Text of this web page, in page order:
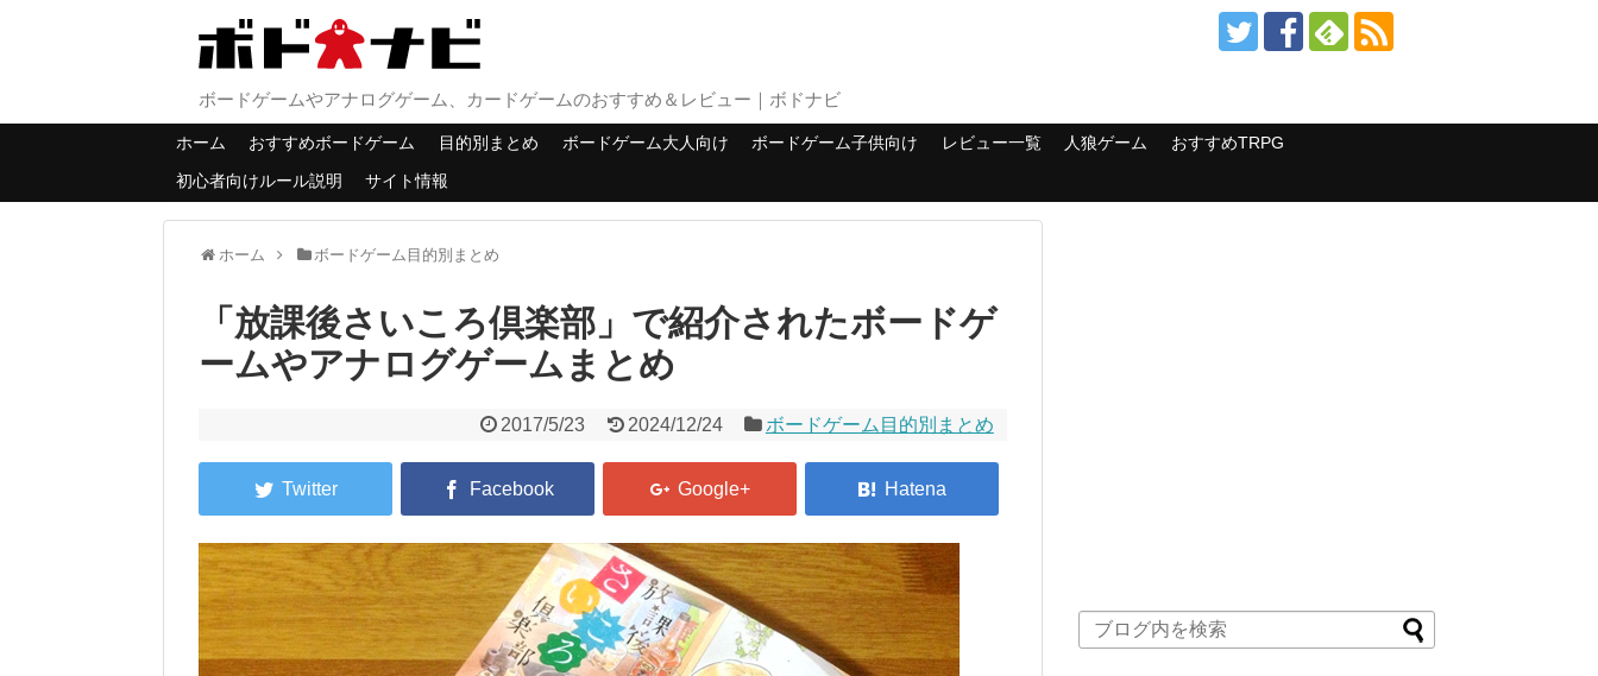
ボードゲームやアナログゲーム、カードゲームのおすすめ＆レビュー｜ボドナビ
ホーム おすすめボードゲーム 目的別まとめ ボードゲーム大人向け ボードゲーム子供向け レビュー一覧 人狼ゲーム
おすすめTRPG
初心者向けルール説明
サイト情報
ホーム ボードゲーム目的別まとめ
「放課後さいころ倶楽部」で紹介されたボードゲ
ームやアナログゲームまとめ
2017/5/23 2024/12/24 ボードゲーム目的別まとめ